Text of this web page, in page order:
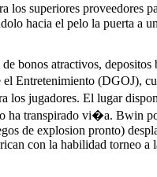
superiores proveedores
hacia el pelo la puerta a
bonos atractivos,
Entretenimiento (DGOJ),
jugadores. El lugar
transpirado vi�a. Bwin
de explosion pronto)
con la habilidad torneo a